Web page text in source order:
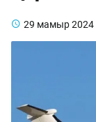
29 мамыр 2024